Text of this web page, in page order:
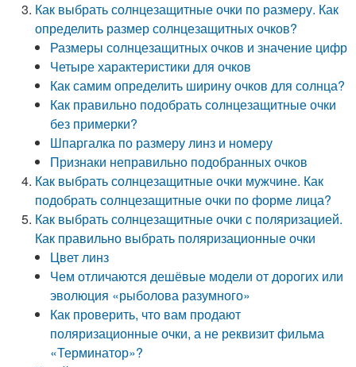
Как выбрать солнцезащитные очки по размеру. Как
определить размер солнцезащитных очков?
Размеры солнцезащитных очков и значение цифр
Четыре характеристики для очков
Как самим определить ширину очков для солнца?
Как правильно подобрать солнцезащитные очки
без примерки?
Шпаргалка по размеру линз и номеру
Признаки неправильно подобранных очков
Как выбрать солнцезащитные очки мужчине. Как
подобрать солнцезащитные очки по форме лица?
Как выбрать солнцезащитные очки с поляризацией.
Как правильно выбрать поляризационные очки
Цвет линз
Чем отличаются дешёвые модели от дорогих или
эволюция «рыболова разумного»
Как проверить, что вам продают
поляризационные очки, а не реквизит фильма
«Терминатор»?